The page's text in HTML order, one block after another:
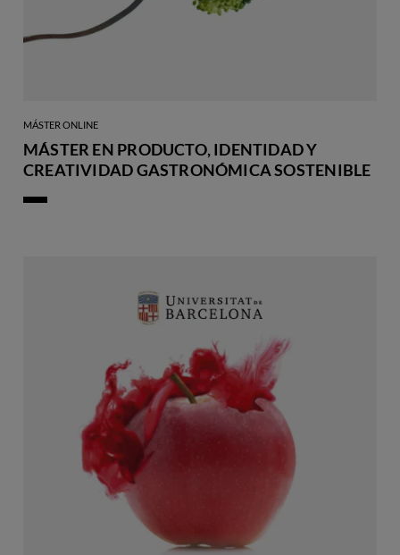
MÁSTER ONLINE
MÁSTER EN PRODUCTO, IDENTIDAD Y
CREATIVIDAD GASTRONÓMICA SOSTENIBLE